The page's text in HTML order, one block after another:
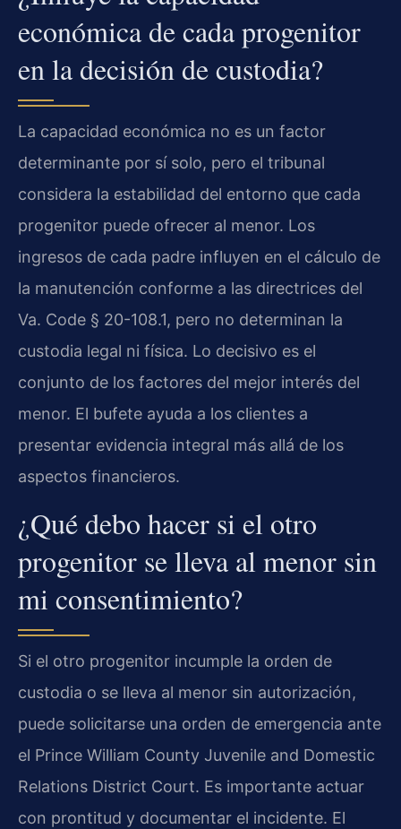
económica de cada progenitor
en la decisión de custodia?
La capacidad económica no es un factor
determinante por sí solo, pero el tribunal
considera la estabilidad del entorno que cada
progenitor puede ofrecer al menor. Los
ingresos de cada padre influyen en el cálculo de
la manutención conforme a las directrices del
Va. Code § 20-108.1, pero no determinan la
custodia legal ni física. Lo decisivo es el
conjunto de los factores del mejor interés del
menor. El bufete ayuda a los clientes a
presentar evidencia integral más allá de los
aspectos financieros.
¿Qué debo hacer si el otro
progenitor se lleva al menor sin
mi consentimiento?
Si el otro progenitor incumple la orden de
custodia o se lleva al menor sin autorización,
puede solicitarse una orden de emergencia ante
el Prince William County Juvenile and Domestic
Relations District Court. Es importante actuar
con prontitud y documentar el incidente. El